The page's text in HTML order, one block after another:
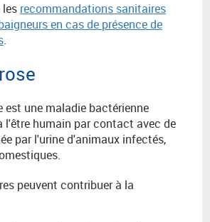
recommandations sanitaires
en cas de présence de
.
est une maladie bactérienne
l'être humain par contact avec de
par l'urine d'animaux infectés,
peuvent contribuer à la